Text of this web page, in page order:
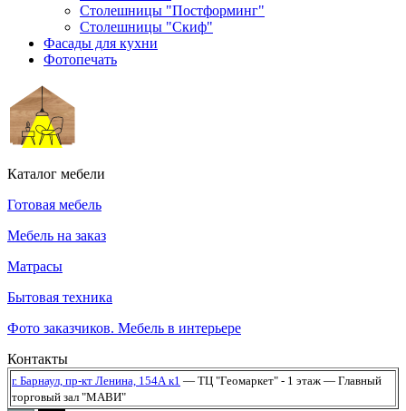
Столешницы "Постформинг"
Столешницы "Скиф"
Фасады для кухни
Фотопечать
Каталог мебели
Готовая мебель
Мебель на заказ
Матрасы
Бытовая техника
Фото заказчиков. Мебель в интерьере
Контакты
г. Барнаул, пр-кт Ленина, 154А к1 — ТЦ "Геомаркет" - 1 этаж — Главный
торговый зал "МАВИ"